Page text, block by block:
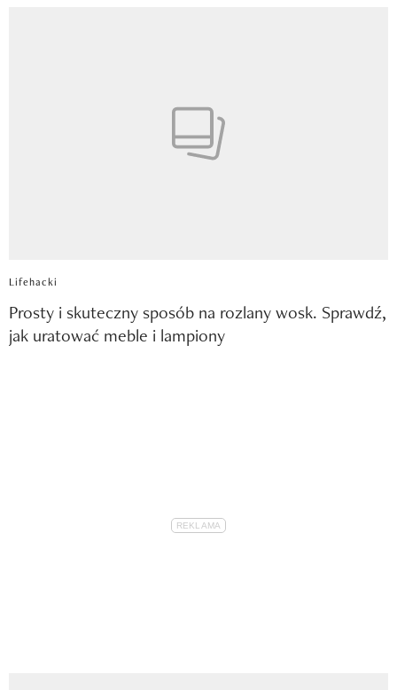
Lifehacki
Prosty i skuteczny sposób na rozlany wosk. Sprawdź,
jak uratować meble i lampiony